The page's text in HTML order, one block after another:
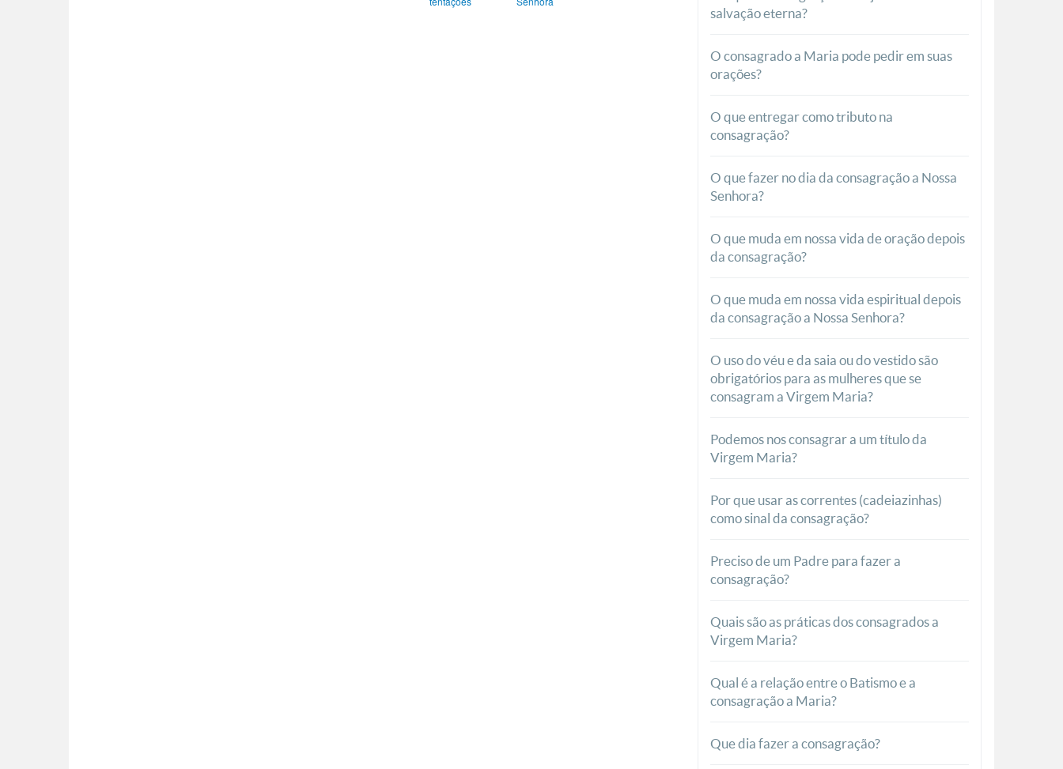
salvação eterna?
O consagrado a Maria pode pedir em suas
orações?
O que entregar como tributo na
consagração?
O que fazer no dia da consagração a Nossa
Senhora?
O que muda em nossa vida de oração depois
da consagração?
O que muda em nossa vida espiritual depois
da consagração a Nossa Senhora?
O uso do véu e da saia ou do vestido são
obrigatórios para as mulheres que se
consagram a Virgem Maria?
Podemos nos consagrar a um título da
Virgem Maria?
Por que usar as correntes (cadeiazinhas)
como sinal da consagração?
Preciso de um Padre para fazer a
consagração?
Quais são as práticas dos consagrados a
Virgem Maria?
Qual é a relação entre o Batismo e a
consagração a Maria?
Que dia fazer a consagração?